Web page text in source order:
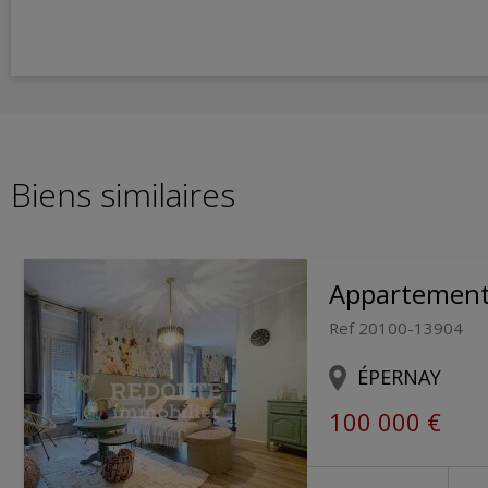
Biens similaires
Ref 20100-13904
ÉPERNAY
100 000 €